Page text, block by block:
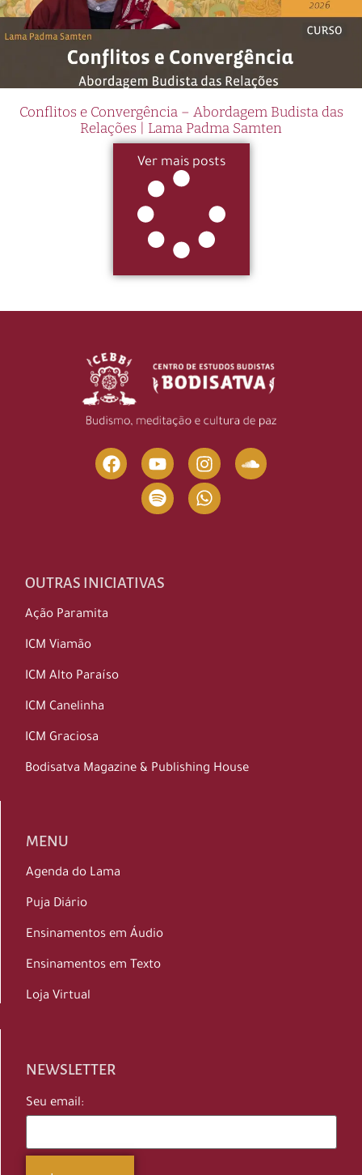
Conflitos e Convergência – Abordagem Budista das
Relações | Lama Padma Samten
Ver mais posts
OUTRAS INICIATIVAS
Ação Paramita
ICM Viamão
ICM Alto Paraíso
ICM Canelinha
ICM Graciosa
Bodisatva Magazine & Publishing House
MENU
Agenda do Lama
Puja Diário
Ensinamentos em Áudio
Ensinamentos em Texto
Loja Virtual
NEWSLETTER
Seu email: